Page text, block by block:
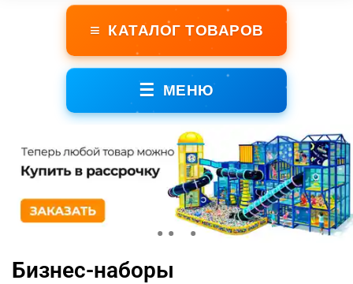
≡ КАТАЛОГ ТОВАРОВ
☰ МЕНЮ
Бизнес-наборы